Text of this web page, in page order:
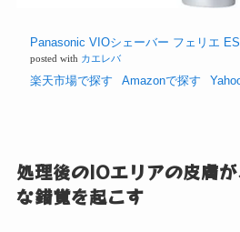
Panasonic VIOシェーバー フェリエ
posted with カエレバ
楽天市場で探す Amazonで探す
処理後のIOエリアの皮膚
な錯覚を起こす